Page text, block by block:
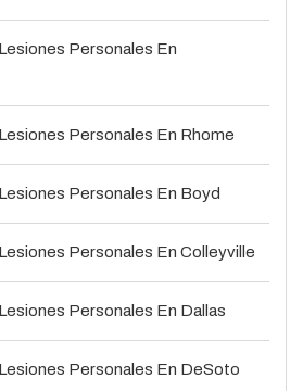
Personales En
Personales En Rhome
Personales En Boyd
Personales En Colleyville
Personales En Dallas
Personales En DeSoto